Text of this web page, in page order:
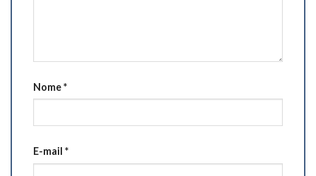
Nome*
E-mail *